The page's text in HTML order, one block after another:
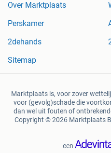
Over Marktplaats
Perskamer
2dehands
Sitemap
Marktplaats is, voor zover
voor (gevolg)schade die
dan wel uit fouten of
Copyright © 2026 Marktplaats
een